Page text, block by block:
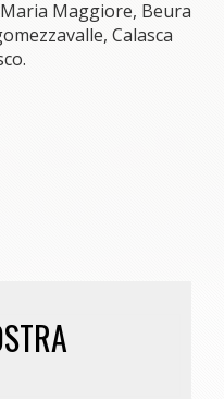
Maggiore, Beura
Calasca